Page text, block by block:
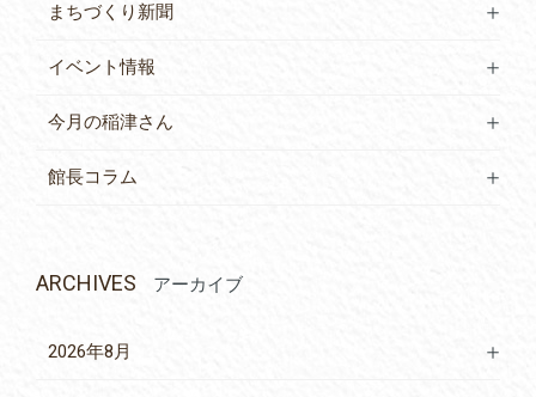
まちづくり新聞
イベント情報
今月の稲津さん
館長コラム
ARCHIVES アーカイブ
2026年8月